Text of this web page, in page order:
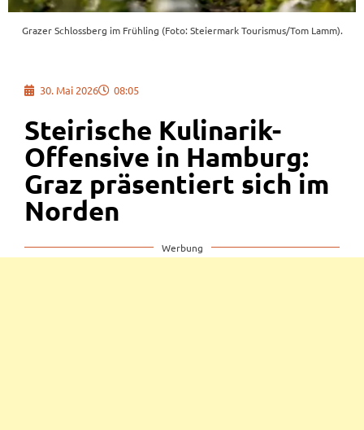
Grazer Schlossberg im Frühling (Foto: Steiermark Tourismus/Tom Lamm).
30. Mai 2026 08:05
Steirische Kulinarik-
Offensive in Hamburg:
Graz präsentiert sich im
Norden
Werbung